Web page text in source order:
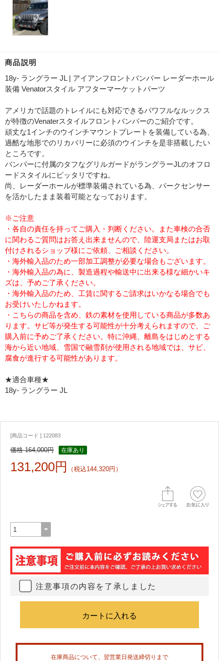
商品説明
18y- ラングラー JL | アイアンフロントバンパー レーダーホール
装備 Venatorスタイル アフターマーケットパーツ
アメリカで話題のトレイルにも対応できるパワフルなルックス
が特徴のVenaterスタイルフロントバンパーのご紹介です。
頑丈な1インチのウインチマウントプレートを装備している為、
過酷な地形でのリカバリーに必須のウインチを是非搭載したい
ところです。
バンパーに付属のタフなグリルガードがラングラーJLのオフロ
ードスタイルにピッタリですね。
尚、レーダーホールが標準装備されている為、パークセンサー
を活かしたまま装着可能となっております。
※ご注意
・各自の責任を持ってご購入・判断ください。また車検の合否
に関わるご質問はお答え出来ませんので、陸運支局またはお取
付けされるショップ様にご依頼、ご相談ください。
・海外輸入品のため一部加工調整が必要な場合もございます。
・海外輸入品の為に、製造過程や輸送中に出来る様な細かいキ
ズは、予めご了承ください。
・海外輸入品のため、工賃に関するご請求はいかなる場合でも
お受けいたしかねます。
・こちらの商品を含め、鉄の素材を使用している商品が多数あ
ります。サビ等が発生する可能性が十分考えられますので、ご
購入前に予めご了承ください。特に沖縄、離島をはじめとする
海から近い地域、雪国で融雪剤が使用される地域では、サビ、
腐食が進行する可能性があります。
★適合車種★
18y- ラングラー JL
[商品コード ] 122083
価格 164,000円 在庫あり
131,200円 （税込144,320円）
注意事項の内容を了承しました
在庫商品について、翌営業日発送締切りまで